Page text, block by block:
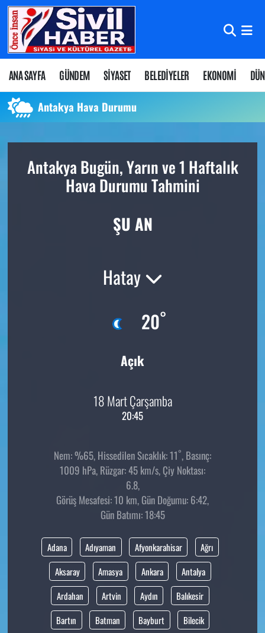
ANA SAYFA GÜNDEM SİYASET BELEDİYELER EKONOMİ
Antakya Hava Durumu
Antakya Bugün, Yarın ve 1 Haftalık
Hava Durumu Tahmini
ŞU AN
Hatay
20°
Açık
18 Mart Çarşamba
20:45
Nem: %65, Hissedilen Sıcaklık: 11°, Basınç:
1009 hPa, Rüzgar: 45 km/s, Çiy Noktası:
6.8,
Görüş Mesafesi: 10 km, Gün Doğumu: 6:42,
Gün Batımı: 18:45
Adana Adıyaman Afyonkarahisar
Ağrı
Aksaray
Amasya Ankara
Antalya
Ardahan
Artvin Aydın
Balıkesir
Bartın
Batman Bayburt
Bilecik
Nöbetçi Eczaneler
Hava Durumu
Namaz Vakitleri
Süper Lig Puan Durumu ve Fikstür
Tüm Manşetler
Son Dakika Haberleri